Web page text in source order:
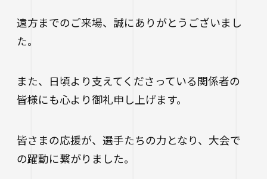
遠方までのご来場、誠にありがとうございまし
た。
また、日頃より支えてくださっている関係者の
皆様にも心より御礼申し上げます。
皆さまの応援が、選手たちの力となり、大会で
の躍動に繋がりました。